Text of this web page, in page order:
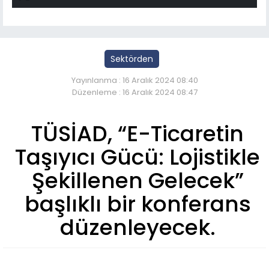
Sektörden
Yayınlanma : 16 Aralık 2024 08:40
Düzenleme : 16 Aralık 2024 08:47
TÜSİAD, “E-Ticaretin
Taşıyıcı Gücü: Lojistikle
Şekillenen Gelecek”
başlıklı bir konferans
düzenleyecek.